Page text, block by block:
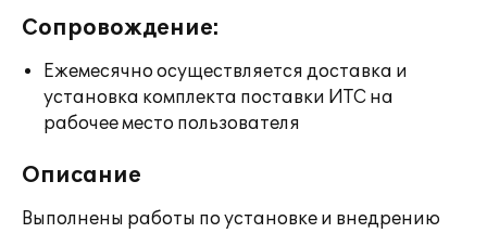
Сопровождение:
Ежемесячно осуществляется доставка и
установка комплекта поставки ИТС на
рабочее место пользователя
Описание
Выполнены работы по установке и внедрению